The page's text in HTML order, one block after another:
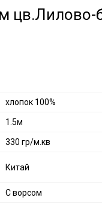
цв.Лилово-
хлопок 100%
1.5м
330 гр/м.кв
Китай
С ворсом